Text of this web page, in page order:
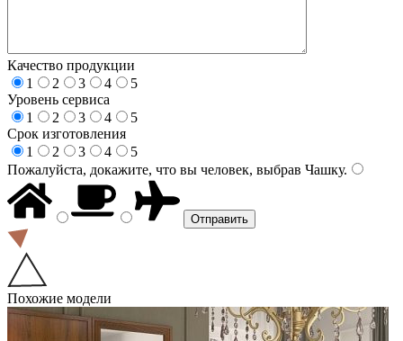
Качество продукции
1
2 3 4
5
Уровень сервиса
1
2 3 4
5
Срок изготовления
1
2 3 4
5
Пожалуйста, докажите, что вы человек, выбрав Чашку.
Похожие модели